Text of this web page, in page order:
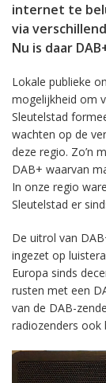
internet te
via
Nu is daar
Lokale publieke
mogelijkheid om
Sleutelstad
wachten op de
deze regio. Zo’n
DAB+ waarvan
In onze regio
Sleutelstad er
De uitrol van
ingezet op
Europa sinds
rusten met een
van de DAB-
radiozenders ook